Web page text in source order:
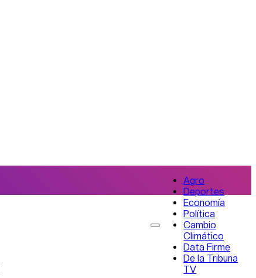
Agro
Deportes
Economía
Política
Cambio
Climático
Data Firme
De la Tribuna
TV